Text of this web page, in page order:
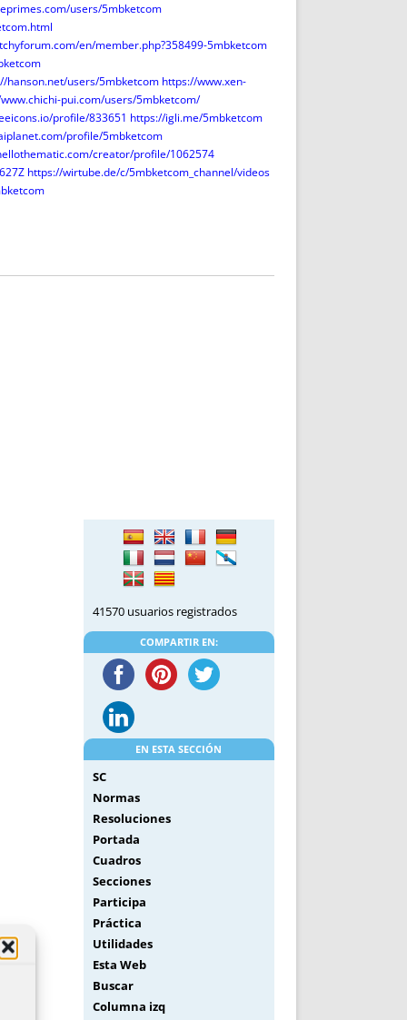
users/5mbketcom
en/member.php?358499-5mbketcom
hanson.net/users/5mbketcom https://www.xen-
pui.com/users/5mbketcom/
profile/833651 https://igli.me/5mbketcom
profile/5mbketcom
creator/profile/1062574
https://wirtube.de/c/5mbketcom_channel/videos
41570 usuarios registrados
COMPARTIR EN:
EN ESTA SECCIÓN
SC
Normas
Resoluciones
Portada
Cuadros
Secciones
Participa
Práctica
Utilidades
Esta Web
Buscar
Columna izq